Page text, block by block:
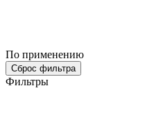
По применению
Сброс фильтра
Фильтры